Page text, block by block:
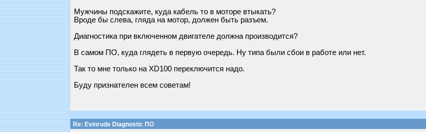
Мужчины подскажите, куда кабель то в моторе втыкать?
Вроде бы слева, гляда на мотор, должен быть разъем.
Диагностика при включенном двигателе должна производится?
В самом ПО, куда глядеть в первую очередь. Ну типа были сбои в работе или нет.
Так то мне только на XD100 переключится надо.
Буду признателен всем советам!
Re: Evinrude Diagnostic ПО